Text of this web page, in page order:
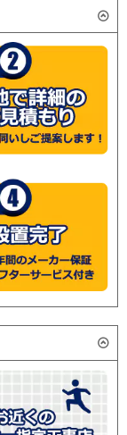
GP63RSHC8
GP63RSHC7
GP63RSHC6
GP63RSHC5
GP63RSH4
GP63RSH3
P63FE7H PA-
PA-